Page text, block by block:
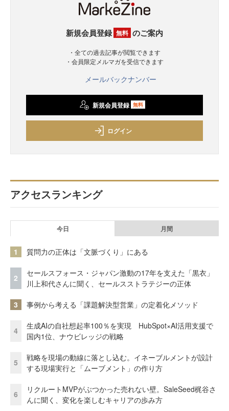
新規会員登録 無料 のご案内
・全ての過去記事が閲覧できます
・会員限定メルマガを受信できます
メールバックナンバー
新規会員登録 無料
ログイン
アクセスランキング
今日 月間
1 質問力の正体は「文脈づくり」にある
2
セールスフォース・ジャパン激動の17年を支えた「黒衣」
川上和代さんに聞く、セールスストラテジーの正体
3 事例から考える「課題解決型営業」の定着化メソッド
4
生成AIの自社想起率100％を実現 HubSpot×AI活用支援で
国内1位、ナウビレッジの戦略
5
戦略を現場の動線に落とし込む。イネーブルメントが設計
する現場実行と「ムーブメント」の作り方
6
リクルートMVPがぶつかった売れない壁。SaleSeed梶谷さ
んに聞く、変化を楽しむキャリアの歩み方